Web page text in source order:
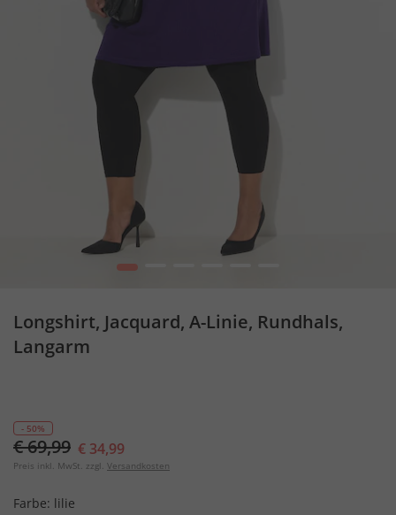
1
Longshirt, Jacquard, A-Linie, Rundhals,
Langarm
- 50%
€ 69,99 € 34,99
Preis inkl. MwSt. zzgl. Versandkosten
Farbe: lilie